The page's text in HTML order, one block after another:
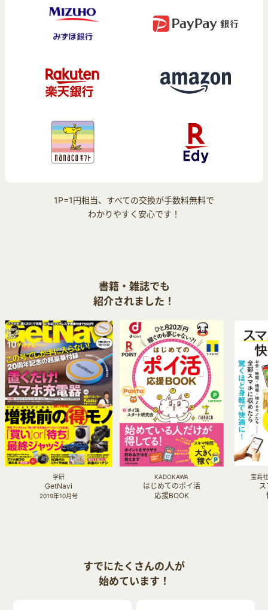
1P=1円相当、すべての交換が手数料無料で
わかりやすく安心です！
書籍・雑誌でも
紹介されました！
学研
GetNavi
2019年10月号
KADOKAWA
はじめてのポイ活
応援BOOK
宝島
すでにたくさんの人が
始めています！